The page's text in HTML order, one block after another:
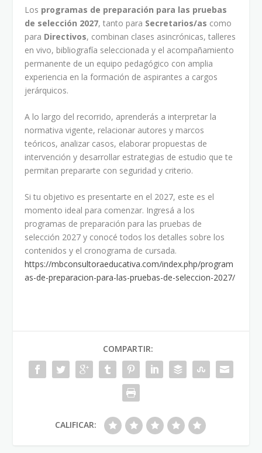
Los programas de preparación para las pruebas
de selección 2027, tanto para Secretarios/as como
para Directivos, combinan clases asincrónicas, talleres
en vivo, bibliografía seleccionada y el acompañamiento
permanente de un equipo pedagógico con amplia
experiencia en la formación de aspirantes a cargos
jerárquicos.
A lo largo del recorrido, aprenderás a interpretar la
normativa vigente, relacionar autores y marcos
teóricos, analizar casos, elaborar propuestas de
intervención y desarrollar estrategias de estudio que te
permitan prepararte con seguridad y criterio.
Si tu objetivo es presentarte en el 2027, este es el
momento ideal para comenzar. Ingresá a los
programas de preparación para las pruebas de
selección 2027 y conocé todos los detalles sobre los
contenidos y el cronograma de cursada.
https://mbconsultoraeducativa.com/index.php/program
as-de-preparacion-para-las-pruebas-de-seleccion-2027/
COMPARTIR:
CALIFICAR: